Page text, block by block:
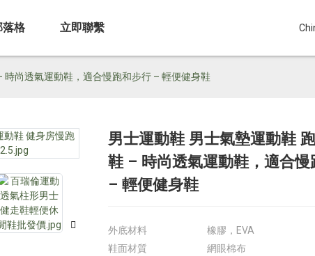
落格 立即聯繫
尚透氣運動鞋，適合慢跑和步行 – 輕便健身鞋
Loading...
Loading...
男士運動鞋 男士氣墊運動鞋
鞋 – 時尚透氣運動鞋，適合慢
– 輕便健身鞋
外底材料
橡膠，EVA
鞋面材質
網眼棉布